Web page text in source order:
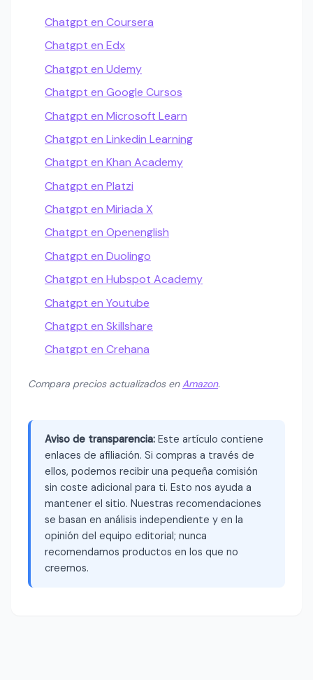
Chatgpt en Coursera
Chatgpt en Edx
Chatgpt en Udemy
Chatgpt en Google Cursos
Chatgpt en Microsoft Learn
Chatgpt en Linkedin Learning
Chatgpt en Khan Academy
Chatgpt en Platzi
Chatgpt en Miriada X
Chatgpt en Openenglish
Chatgpt en Duolingo
Chatgpt en Hubspot Academy
Chatgpt en Youtube
Chatgpt en Skillshare
Chatgpt en Crehana
Compara precios actualizados enAmazon.
Aviso de transparencia: Este artículo contiene
enlaces de afiliación. Si compras a través de
ellos, podemos recibir una pequeña comisión
sin coste adicional para ti. Esto nos ayuda a
mantener el sitio. Nuestras recomendaciones
se basan en análisis independiente y en la
opinión del equipo editorial; nunca
recomendamos productos en los que no
creemos.